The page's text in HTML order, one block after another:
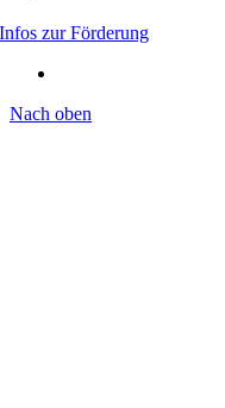
Infos zur Förderung
Nach oben